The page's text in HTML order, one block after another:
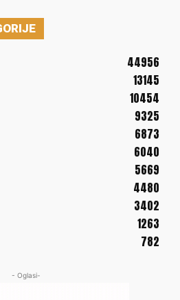
44956
13145
10454
9325
6873
6040
5669
4480
3402
1263
782
- Oglasi-